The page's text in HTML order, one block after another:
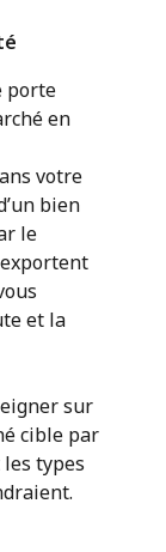
porte
en
votre
bien
le
et la
sur
cible par
types